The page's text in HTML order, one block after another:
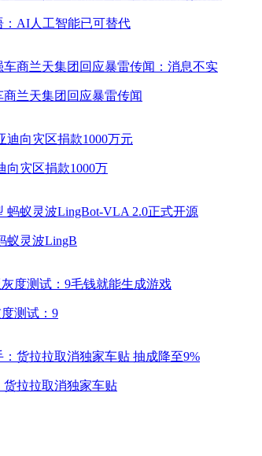
AI人工智能已可替代
兰天集团回应暴雷传闻
向灾区捐款1000万
蚁灵波LingB
测试：9
货拉拉取消独家车贴